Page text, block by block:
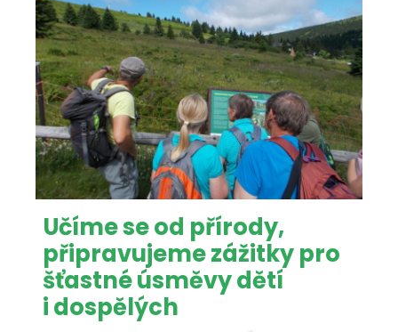
Učíme se od přírody,
připravujeme zážitky pro
šťastné úsměvy dětí
i dospělých